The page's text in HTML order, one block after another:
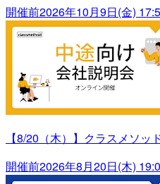
開催前2026年10月9日(金)
【8/20（木）】クラスメソ
開催前2026年8月20日(木)